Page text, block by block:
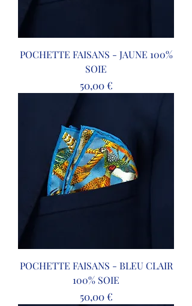
POCHETTE FAISANS - JAUNE 100%
SOIE
Prix
50,00 €
POCHETTE FAISANS - BLEU CLAIR
100% SOIE
Prix
50,00 €